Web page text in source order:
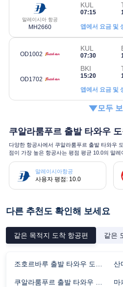
말레이시아 항공
MH2660
KUL
07:15
앱에서 요금 및
OD1002
KUL
07:30
OD1702
BKI
15:20
앱에서 요금 및
모두 보
쿠알라룸푸르 출발 타와우
다양한 항공사에서 쿠알라룸푸르 출발 타와우
점이 가장 높은 항공사는 평점 평균 10.0의 말레
말레이시아항공
사용자 평점: 10.0
다른 추천도 확인해 보세요
같은 목적지 도착 항공편 같은